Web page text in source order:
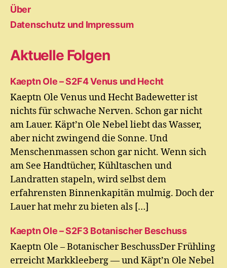
Über
Datenschutz und Impressum
Aktuelle Folgen
Kaeptn Ole – S2F4 Venus und Hecht
Kaeptn Ole Venus und Hecht Badewetter ist
nichts für schwache Nerven. Schon gar nicht
am Lauer. Käpt’n Ole Nebel liebt das Wasser,
aber nicht zwingend die Sonne. Und
Menschenmassen schon gar nicht. Wenn sich
am See Handtücher, Kühltaschen und
Landratten stapeln, wird selbst dem
erfahrensten Binnenkapitän mulmig. Doch der
Lauer hat mehr zu bieten als […]
Kaeptn Ole – S2F3 Botanischer Beschuss
Kaeptn Ole – Botanischer BeschussDer Frühling
erreicht Markkleeberg — und Käpt’n Ole Nebel